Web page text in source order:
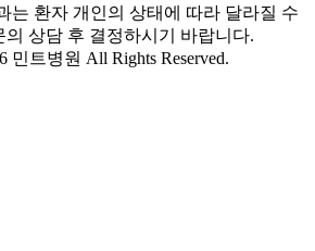
는 환자 개인의 상태에 따라 달라질 수
상담 후 결정하시기 바랍니다.
민트병원 All Rights Reserved.